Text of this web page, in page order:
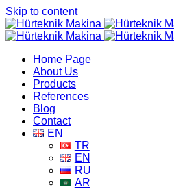
Skip to content
Home Page
About Us
Products
References
Blog
Contact
EN
TR
EN
RU
AR